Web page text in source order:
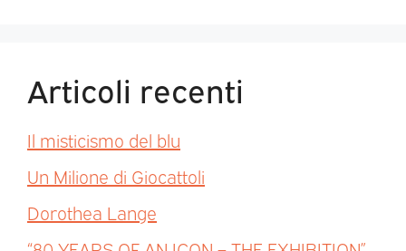
Articoli recenti
Il misticismo del blu
Un Milione di Giocattoli
Dorothea Lange